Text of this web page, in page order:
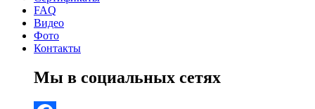
FAQ
Видео
Фото
Контакты
Мы в социальных сетях